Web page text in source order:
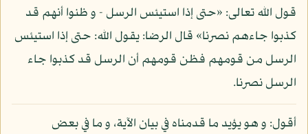
قول الله تعالى: «حتى إذا استيئس الرسل - و ظنوا أنهم قد
كذبوا جاءهم نصرنا» قال الرضا: يقول الله: حتى إذا استيئس
الرسل من قومهم فظن قومهم أن الرسل قد كذبوا جاء
الرسل نصرنا.
أقول: و هو يؤيد ما قدمناه في بيان الآية، و ما في بعض